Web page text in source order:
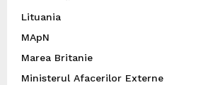
Lituania
MApN
Marea Britanie
Ministerul Afacerilor Externe